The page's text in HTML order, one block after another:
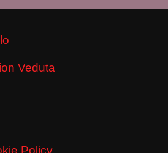
Veduta
Policy